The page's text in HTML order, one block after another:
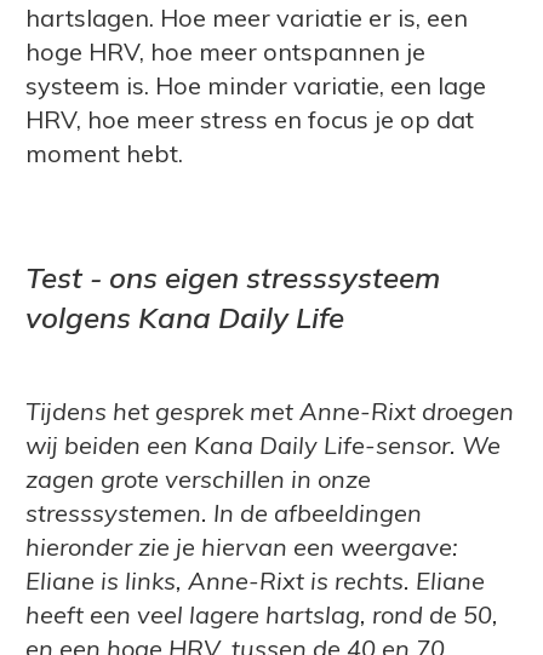
hartslagen. Hoe meer variatie er is, een
hoge HRV, hoe meer ontspannen je
systeem is. Hoe minder variatie, een lage
HRV, hoe meer stress en focus je op dat
moment hebt.
Test - ons eigen stresssysteem
volgens Kana Daily Life
Tijdens het gesprek met Anne-Rixt droegen
wij beiden een Kana Daily Life-sensor. We
zagen grote verschillen in onze
stresssystemen. In de afbeeldingen
hieronder zie je hiervan een weergave:
Eliane is links, Anne-Rixt is rechts. Eliane
heeft een veel lagere hartslag, rond de 50,
en een hoge HRV, tussen de 40 en 70.